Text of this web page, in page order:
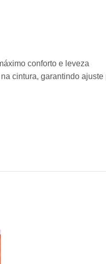
conforto e leveza
cintura, garantindo ajuste